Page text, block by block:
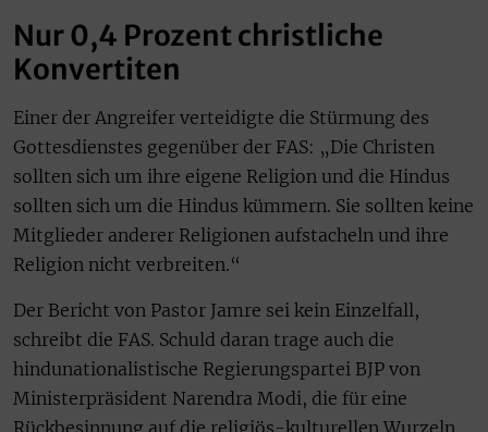
Nur 0,4 Prozent christliche
Konvertiten
Einer der Angreifer verteidigte die Stürmung des
Gottesdienstes gegenüber der FAS: „Die Christen
sollten sich um ihre eigene Religion und die Hindus
sollten sich um die Hindus kümmern. Sie sollten keine
Mitglieder anderer Religionen aufstacheln und ihre
Religion nicht verbreiten.“
Der Bericht von Pastor Jamre sei kein Einzelfall,
schreibt die FAS. Schuld daran trage auch die
hindunationalistische Regierungspartei BJP von
Ministerpräsident Narendra Modi, die für eine
Rückbesinnung auf die religiös-kulturellen Wurzeln